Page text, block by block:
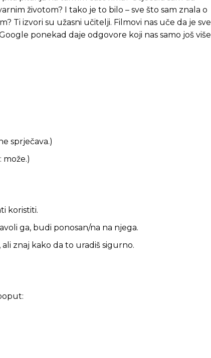
Vašu priču da živi, Redakcija Objavi.ba
Vašu priču da živi, Redakcija Objavi.ba
životom? I tako je to bilo – sve što sam znala o
Ti izvori su užasni učitelji. Filmovi nas uče da je sve
ponekad daje odgovore koji nas samo još više
sprječava.)
može.)
koristiti.
ga, budi ponosan/na na njega.
ali znaj kako da to uradiš sigurno.